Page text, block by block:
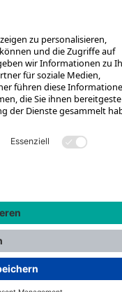
Versandkosten und
© 2025